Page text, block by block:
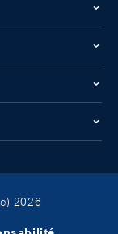
2026